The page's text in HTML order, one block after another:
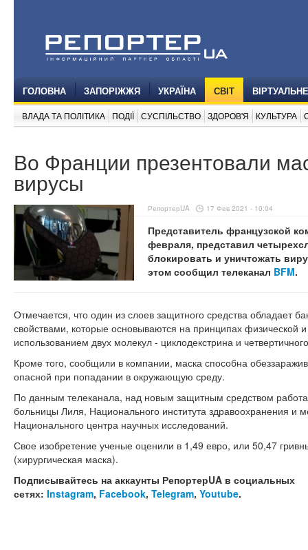
ГОЛОВНА ЗАПОРІЖЖЯ УКРАЇНА СВІТ
ВЛАДА ТА ПОЛІТИКА ПОДІЇ СУСПІЛЬСТВО ЗДОРОВ'Я КУЛЬТУРА
Во Франции презентовали
вирусы
РепортерUA 17 Фев 2021 - 10:04
Представитель французской
февраля, представил
блокировать и уничтожать
этом сообщил телеканал BFM.
Отмечается, что один из слоев защитного средства обладает
свойствами, которые основываются на принципах физической
использованием двух молекул - циклодекстрина и
Кроме того, сообщили в компании, маска способна
опасной при попадании в окружающую среду.
По данным телеканала, над новым защитным средством
больницы Лиля, Национального института здравоохранения и
Национального центра научных исследований.
Свое изобретение ученые оценили в 1,49 евро, или 50,47
(хирургическая маска).
Подписывайтесь на аккаунты РепортерUA в социальных
сетях: Instagram, Facebook, Telegram, Youtube.